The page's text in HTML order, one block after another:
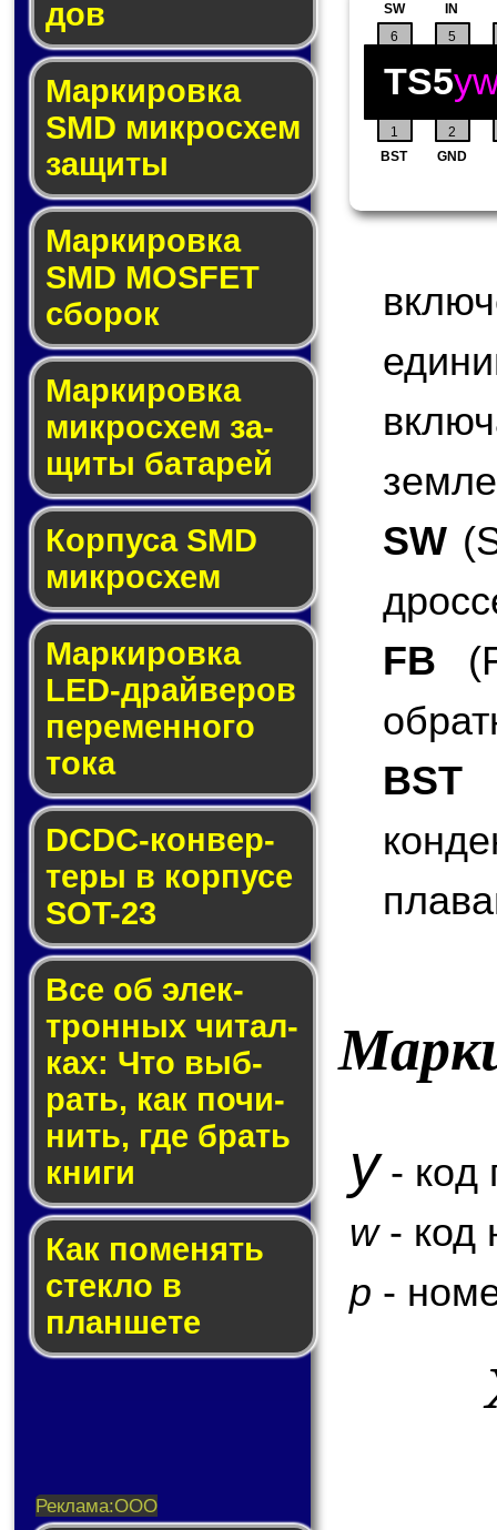
дов
Мар­ки­ров­ка
SMD мик­рос­хем
защиты
Мар­ки­ров­ка
SMD MOSFET
сбо­рок
Мар­ки­ров­ка
мик­ро­схем за­
щи­ты ба­та­рей
Корпуса SMD
мик­ро­схем
Маркировка
LED-драй­ве­ров
пе­ре­мен­но­го
то­ка
DCDC-кон­вер­
те­ры в кор­пу­се
SOT-23
Все об элек­
трон­ных чи­тал­
ках: Что выб­
рать, как по­чи­
нить, где брать
кни­ги
Как по­ме­нять
стек­ло в
планшете
1
2
BST
GND
IN
5
6
SW
TS5
SW
FB
BST
y- код
w- код
p -